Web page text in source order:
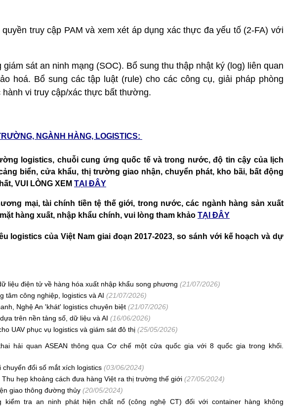
truy cập PAM và xem xét áp dụng xác thực đa yếu tố (2-FA) với
sát an ninh mạng (SOC). Bổ sung thu thập nhật ký (log) liên quan
hoá. Bổ sung các tập luật (rule) cho các công cụ, giải pháp phòng
vi truy cập/xác thực bất thường.
NGÀNH HÀNG, LOGISTICS:
logistics, chuỗi cung ứng quốc tế và trong nước, độ tin cậy của lịch
biển, cửa khẩu, thị trường giao nhận, chuyển phát, kho bãi, bất động
VUI LÒNG XEM TẠI ĐÂY
mại, tài chính tiền tệ thế giới, trong nước, các ngành hàng sản xuất
hàng xuất, nhập khẩu chính, vui lòng tham khảo TẠI ĐÂY
logistics của Việt Nam giai đoạn 2017-2023, so sánh với kế hoạch và dự
liệu điện tử về hàng hóa xuất nhập khẩu song phương (21/07/2026)
tâm công nghiệp, logistics và AI (21/07/2026)
Nghệ An 'khát' logistics chuyên biệt (21/07/2026)
trên nền tảng số, dữ liệu và AI (16/06/2026)
UAV phục vụ logistics và giám sát đô thị (25/05/2026)
hải quan ASEAN thông qua Cơ chế một cửa quốc gia với 8 quốc gia trong khối.
đổi số mắt xích logistics (03/06/2024)
hẹp khoảng cách đưa hàng Việt ra thị trường thế giới (27/05/2024)
giao thông đường thủy (20/05/2024)
kiểm tra an ninh phát hiện chất nổ (công nghệ CT) đối với container hàng không